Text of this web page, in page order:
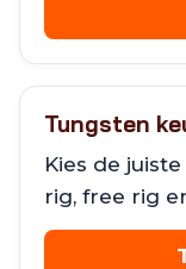
Tungsten
Kies de
rig, free rig